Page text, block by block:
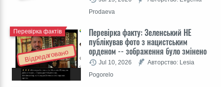
Prodaeva
Відредаговано
Перевірка факту: Зеленський НЕ
публікував фото з нацистським
орденом -- зображення було змінено
Перевірка фактів
Jul 10, 2026
Авторство: Lesia
Pogorelo